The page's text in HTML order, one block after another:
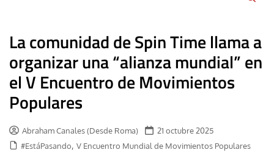
La comunidad de Spin Time llama a
organizar una “alianza mundial” en
el V Encuentro de Movimientos
Populares
Abraham Canales (Desde Roma)
21 octubre 2025
#EstáPasando, V Encuentro Mundial de Movimientos Populares